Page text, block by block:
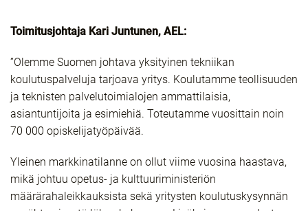
Toimitusjohtaja Kari Juntunen, AEL:
”Olemme Suomen johtava yksityinen tekniikan
koulutuspalveluja tarjoava yritys. Koulutamme teollisuuden
ja teknisten palvelutoimialojen ammattilaisia,
asiantuntijoita ja esimiehiä. Toteutamme vuosittain noin
70 000 opiskelijatyöpäivää.
Yleinen markkinatilanne on ollut viime vuosina haastava,
mikä johtuu opetus- ja kulttuuriministeriön
määrärahaleikkauksista sekä yritysten koulutuskysynnän